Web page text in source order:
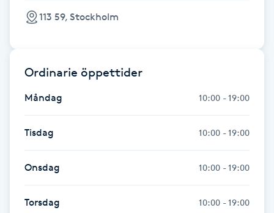
Katun fransar
Kemisk peeling
Keratinbehandling
Kinesiologi
Kinesisk medicin
113 59, Stockholm
Ordinarie öppettider
Måndag 10:00 - 19:00
Tisdag 10:00 - 19:00
Onsdag 10:00 - 19:00
Torsdag 10:00 - 19:00